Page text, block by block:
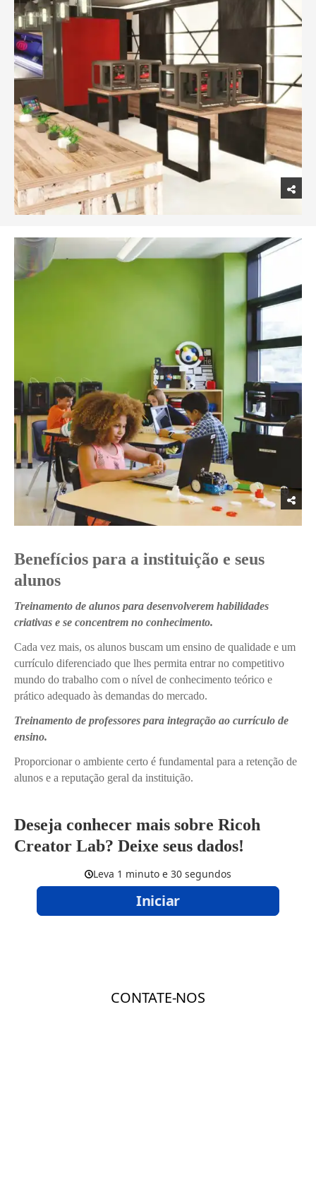
Benefícios para a instituição e seus
alunos
Treinamento de alunos para desenvolverem habilidades
criativas e se concentrem no conhecimento.
Cada vez mais, os alunos buscam um ensino de qualidade e um
currículo diferenciado que lhes permita entrar no competitivo
mundo do trabalho com o nível de conhecimento teórico e
prático adequado às demandas do mercado.
Treinamento de professores para integração ao currículo de
ensino.
Proporcionar o ambiente certo é fundamental para a retenção de
alunos e a reputação geral da instituição.
Deseja conhecer mais sobre Ricoh
Creator Lab? Deixe seus dados!